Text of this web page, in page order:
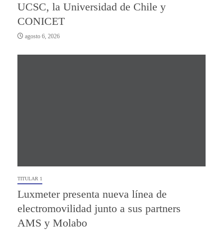
UCSC, la Universidad de Chile y
CONICET
agosto 6, 2026
TITULAR 1
Luxmeter presenta nueva línea de
electromovilidad junto a sus partners
AMS y Molabo